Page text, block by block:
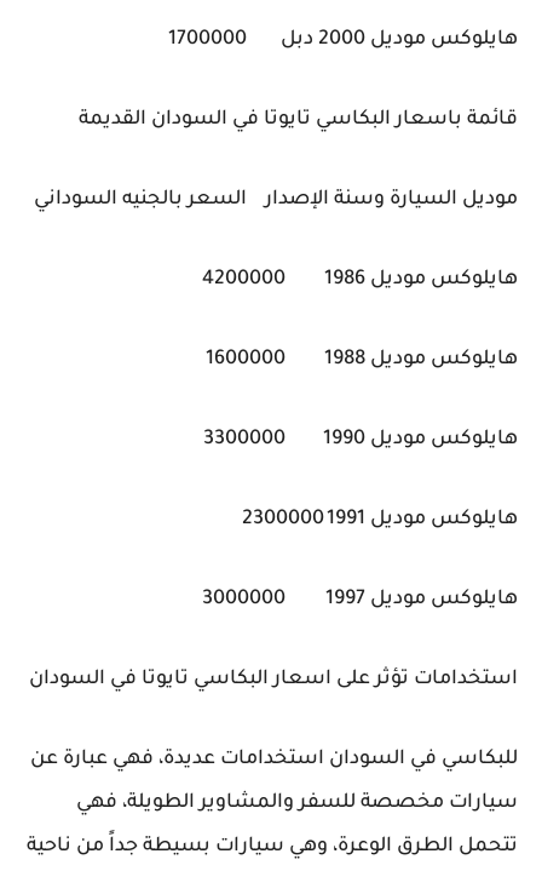
هايلوكس موديل 2000 دبل 1700000
قائمة باسعار البكاسي تايوتا في السودان القديمة
موديل السيارة وسنة الإصدار السعر بالجنيه السوداني
هايلوكس موديل 1986 4200000
هايلوكس موديل 1988 1600000
هايلوكس موديل 1990 3300000
هايلوكس موديل 1991 2300000
هايلوكس موديل 1997 3000000
استخدامات تؤثر على اسعار البكاسي تايوتا في السودان
للبكاسي في السودان استخدامات عديدة، فهي عبارة عن
سيارات مخصصة للسفر والمشاوير الطويلة، فهي
تتحمل الطرق الوعرة، وهي سيارات بسيطة جداً من ناحية